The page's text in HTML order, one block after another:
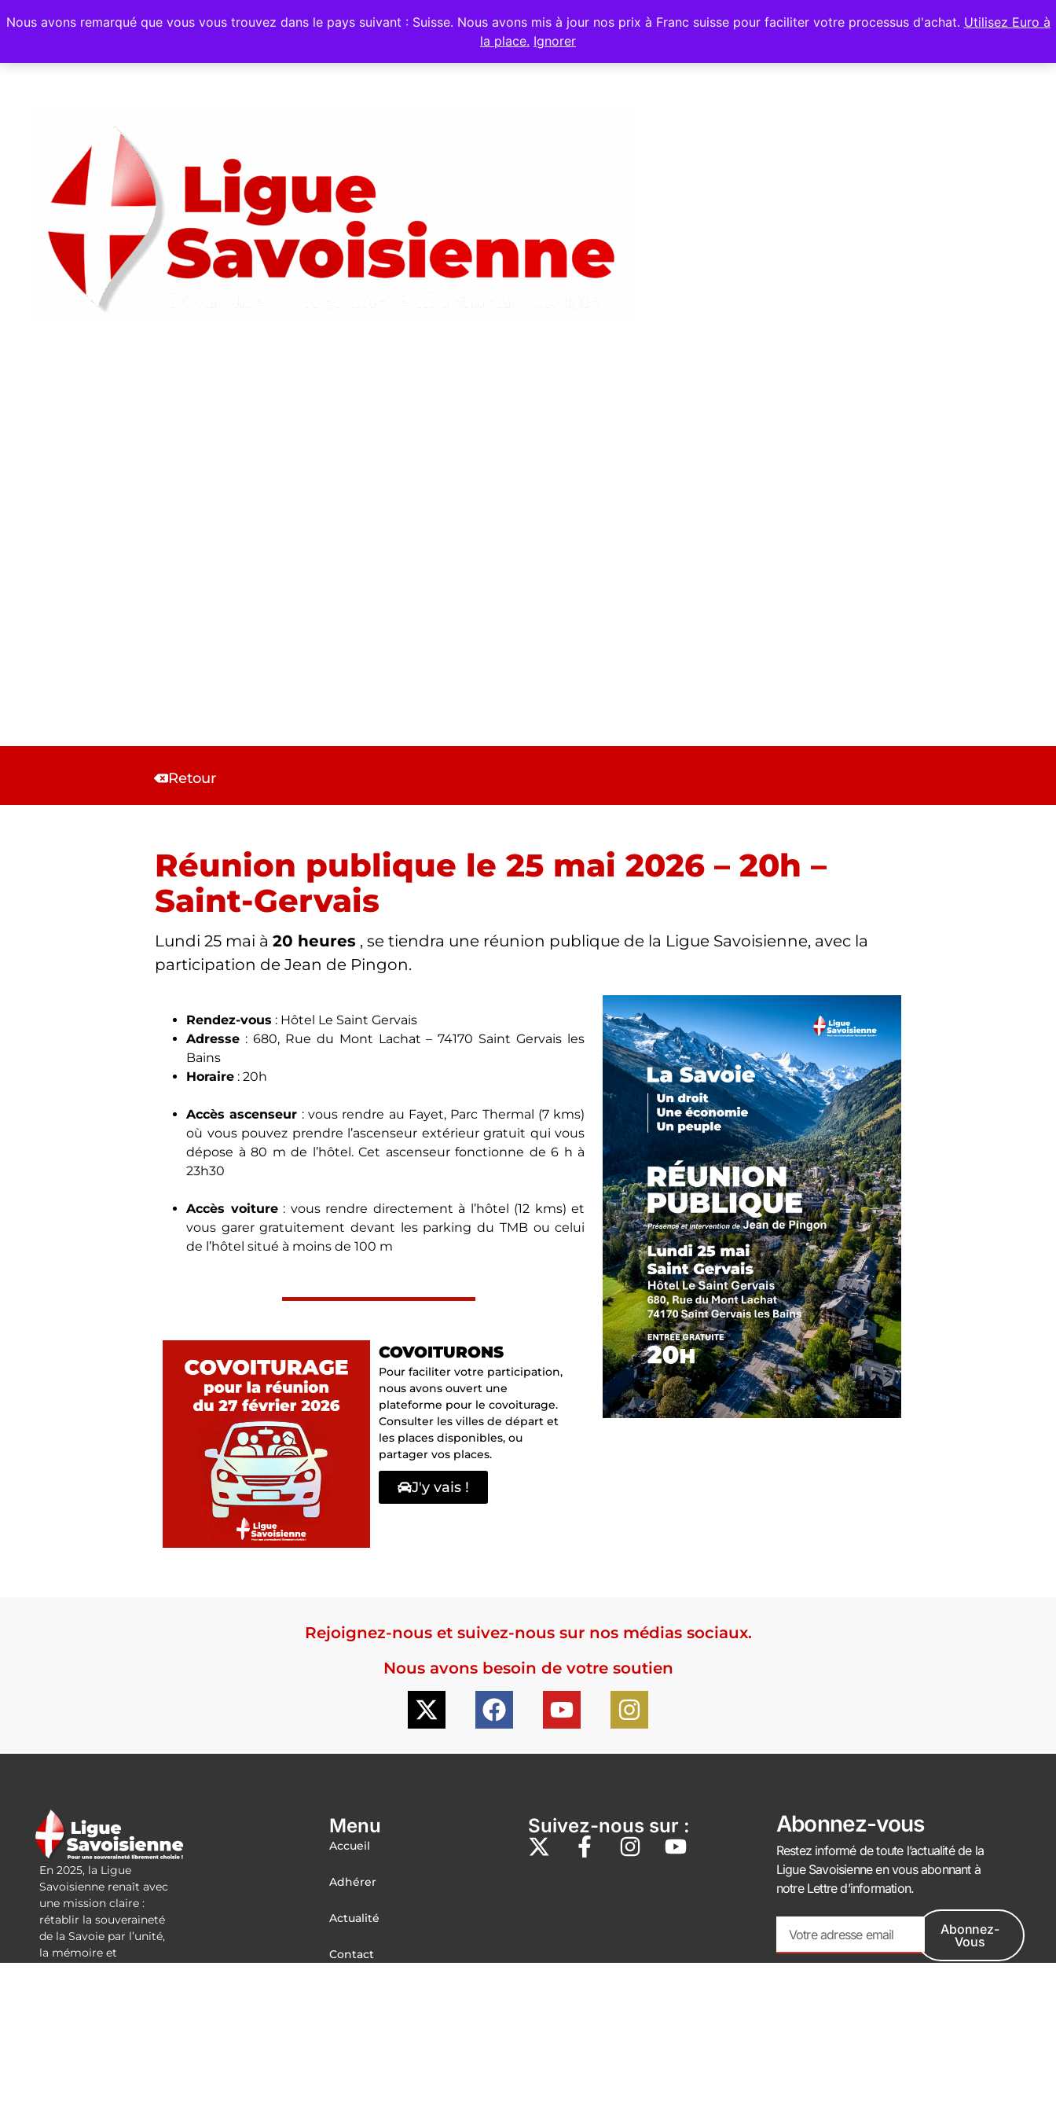
Retour
Réunion publique le 25 mai 2026 – 20h –
Saint-Gervais
Lundi 25 mai à 20 heures , se tiendra une réunion publique de la Ligue Savoisienne, avec la
participation de Jean de Pingon.
Rendez-vous : Hôtel Le Saint Gervais
Adresse : 680, Rue du Mont Lachat – 74170 Saint Gervais les
Bains
Horaire : 20h
Accès ascenseur : vous rendre au Fayet, Parc Thermal (7 kms)
où vous pouvez prendre l’ascenseur extérieur gratuit qui vous
dépose à 80 m de l’hôtel. Cet ascenseur fonctionne de 6 h à
23h30
Accès voiture: vous rendre directement à l’hôtel (12 kms) et
vous garer gratuitement devant les parking du TMB ou celui
de l’hôtel situé à moins de 100 m
COVOITURONS
Pour faciliter votre participation,
nous avons ouvert une
plateforme pour le covoiturage.
Consulter les villes de départ et
les places disponibles, ou
partager vos places.
J'y vais !
Rejoignez-nous et suivez-nous sur nos médias sociaux.
Nous avons besoin de votre soutien
En 2025, la Ligue
Savoisienne renaît avec
une mission claire :
rétablir la souveraineté
de la Savoie par l’unité,
la mémoire et
Menu
Accueil
Adhérer
Actualité
Contact
Suivez-nous sur : Abonnez-vous
Restez informé de toute l’actualité de la
Ligue Savoisienne en vous abonnant à
notre Lettre d’information.
Abonnez-
Vous
Nous avons remarqué que vous vous trouvez dans le pays suivant : Suisse. Nous avons mis à jour nos prix à Franc suisse pour faciliter votre processus d'achat. Utilisez Euro à
la place. Ignorer